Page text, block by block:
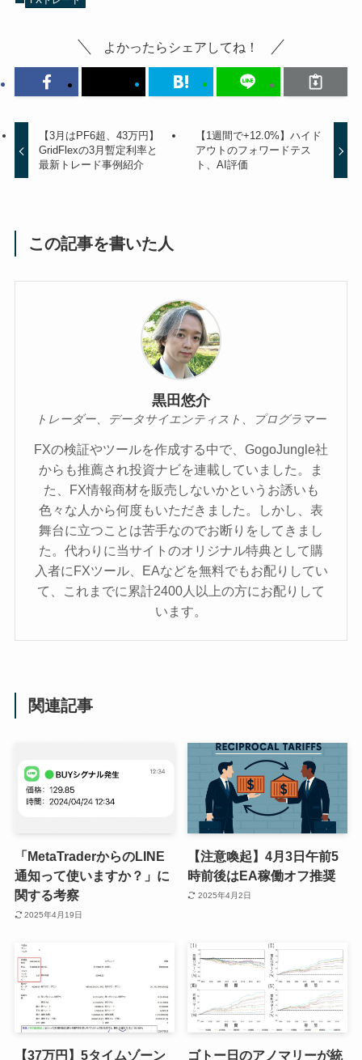
よかったらシェアしてね！
【3月はPF6超、43万円】
GridFlexの3月暫定利率と
最新トレード事例紹介
【1週間で+12.0%】ハイド
アウトのフォワードテス
ト、AI評価
この記事を書いた人
黒田悠介
トレーダー、データサイエンティスト、プログラマー
FXの検証やツールを作成する中で、GogoJungle社
からも推薦され投資ナビを連載していました。ま
た、FX情報商材を販売しないかというお誘いも
色々な人から何度もいただきました。しかし、表
舞台に立つことは苦手なのでお断りをしてきまし
た。代わりに当サイトのオリジナル特典として購
入者にFXツール、EAなどを無料でもお配りしてい
て、これまでに累計2400人以上の方にお配りして
います。
関連記事
「MetaTraderからのLINE
通知って使いますか？」に
関する考察
2025年4月19日
【注意喚起】4月3日午前5
時前後はEA稼働オフ推奨
2025年4月2日
【37万円】5タイムゾーン
ゴトー日のアノマリーが統